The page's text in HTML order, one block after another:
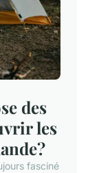
des
les
fasciné